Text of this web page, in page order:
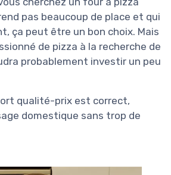
pas beaucoup de place et qui
ça peut être un bon choix. Mais
de pizza à la recherche de
probablement investir un peu
qualité-prix est correct,
domestique sans trop de